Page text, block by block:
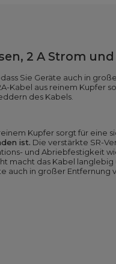
2 A Strom
Sie Geräte auch in
aus reinem Kupfer
des Kabels.
Kupfer sorgt für eine
ist. Die verstärkte SR-
und Abriebfestigkeit
macht das Kabel
auch in großer Entfernung